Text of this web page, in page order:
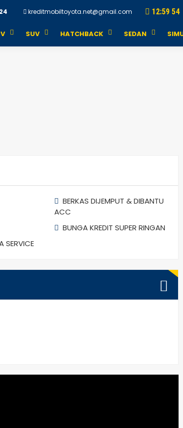
kreditmobiltoyota.net@gmail.com 12:59 54
SUV HATCHBACK SEDAN
BERKAS DIJEMPUT & DIBANTU
ACC
BUNGA KREDIT SUPER RINGAN
SERVICE